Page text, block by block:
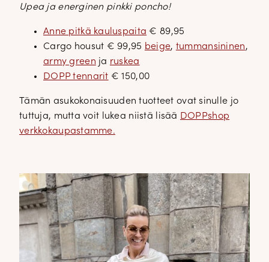
Upea ja energinen pinkki poncho!
Anne pitkä kauluspaita € 89,95
Cargo housut € 99,95 beige, tummansininen,
army green ja ruskea
DOPP tennarit € 150,00
Tämän asukokonaisuuden tuotteet ovat sinulle jo
tuttuja, mutta voit lukea niistä lisää DOPPshop
verkkokaupastamme.